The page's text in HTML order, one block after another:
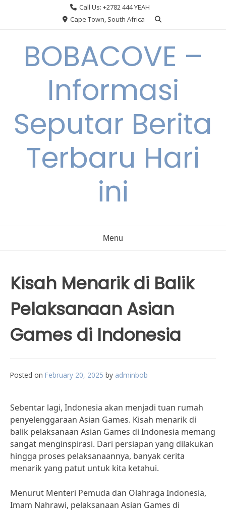
Call Us: +2782 444 YEAH
Cape Town, South Africa
BOBACOVE –
Informasi
Seputar Berita
Terbaru Hari
ini
Menu
Kisah Menarik di Balik
Pelaksanaan Asian
Games di Indonesia
Posted on February 20, 2025 by adminbob
Sebentar lagi, Indonesia akan menjadi tuan rumah
penyelenggaraan Asian Games. Kisah menarik di
balik pelaksanaan Asian Games di Indonesia memang
sangat menginspirasi. Dari persiapan yang dilakukan
hingga proses pelaksanaannya, banyak cerita
menarik yang patut untuk kita ketahui.
Menurut Menteri Pemuda dan Olahraga Indonesia,
Imam Nahrawi, pelaksanaan Asian Games di